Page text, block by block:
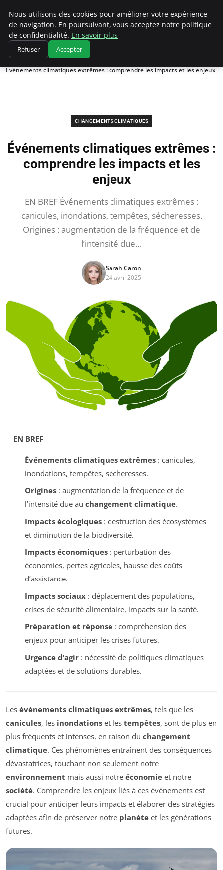
Climatedebtagents
Accueil
Changements climatiques
Événements climatiques extrêmes : comprendre les impacts et les enjeux
CHANGEMENTS CLIMATIQUES
Événements climatiques extrêmes :
comprendre les impacts et les
enjeux
EN BREF Événements climatiques extrêmes :
canicules, inondations, tempêtes, sécheresses.
Origines : augmentation de la fréquence et de
l’intensité due…
Sarah Caron
24 avril 2025
EN BREF
Événements climatiques extrêmes: canicules,
inondations, tempêtes, sécheresses.
Origines: augmentation de la fréquence et de
l’intensité due au changement climatique.
Impacts écologiques: destruction des écosystèmes
et diminution de la biodiversité.
Impacts économiques: perturbation des
économies, pertes agricoles, hausse des coûts
d’assistance.
Impacts sociaux: déplacement des populations,
crises de sécurité alimentaire, impacts sur la santé.
Préparation et réponse: compréhension des
enjeux pour anticiper les crises futures.
Urgence d’agir: nécessité de politiques climatiques
adaptées et de solutions durables.
Les événements climatiques extrêmes, tels que les
canicules, les inondations et les tempêtes, sont de plus en
plus fréquents et intenses, en raison du changement
climatique. Ces phénomènes entraînent des conséquences
dévastatrices, touchant non seulement notre
environnement mais aussi notre économie et notre
société. Comprendre les enjeux liés à ces événements est
crucial pour anticiper leurs impacts et élaborer des stratégies
adaptées afin de préserver notre planète et les générations
futures.
Nous utilisons des cookies pour améliorer votre expérience
de navigation. En poursuivant, vous acceptez notre politique
de confidentialité. En savoir plus
Refuser Accepter